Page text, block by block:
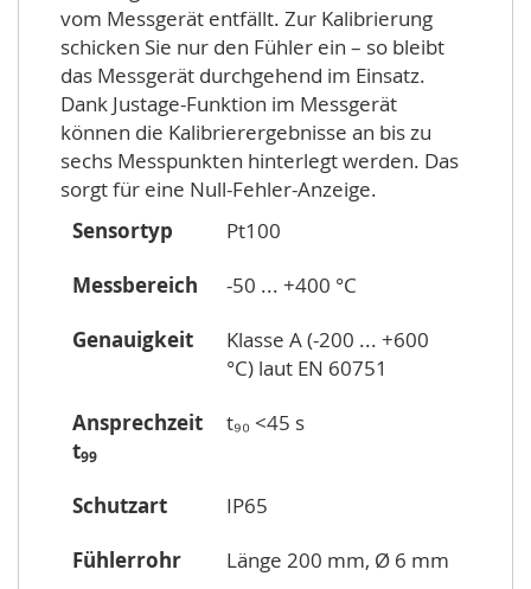
vom Messgerät entfällt. Zur Kalibrierung
schicken Sie nur den Fühler ein – so bleibt
das Messgerät durchgehend im Einsatz.
Dank Justage-Funktion im Messgerät
können die Kalibrierergebnisse an bis zu
sechs Messpunkten hinterlegt werden. Das
sorgt für eine Null-Fehler-Anzeige.
Sensortyp
Pt100
Messbereich
-50 ... +400 °C
Genauigkeit
Klasse A (-200 ... +600
°C) laut EN 60751
Ansprechzeit
t99
t₉₀ <45 s
Schutzart
IP65
Fühlerrohr
Länge 200 mm, Ø 6 mm